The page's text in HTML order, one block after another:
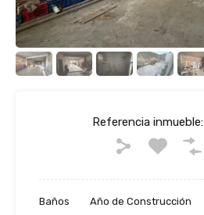
Referencia inmueble:
Baños Año de Construcción